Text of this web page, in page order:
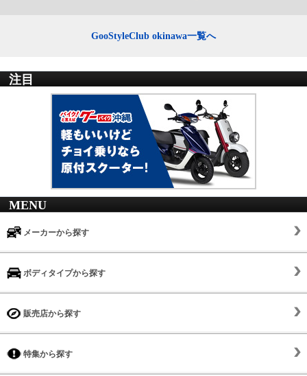
GooStyleClub okinawa一覧へ
注目
MENU
メーカーから探す
ボディタイプから探す
販売店から探す
特集から探す